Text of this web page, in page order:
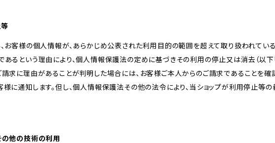
、お客様の個人情報が、あらかじめ公表された利用目的の範囲を超えて取り扱われて
るという理由により、個人情報保護法の定めに基づきその利用の停止又は消去（以下
請求に理由があることが判明した場合には、お客様ご本人からのご請求であることを
様に通知します。但し、個人情報保護法その他の法令により、当ショップが利用停止等
の他の技術の利用